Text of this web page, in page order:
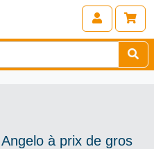
à prix de gros